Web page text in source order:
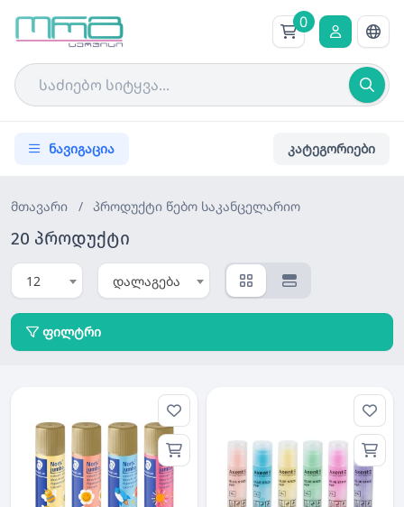
0
ნავიგაცია კატეგორიები
მთავარი / პროდუქტი წებო საკანცელარიო
20 პროდუქტი
12 დალაგება
ფილტრი